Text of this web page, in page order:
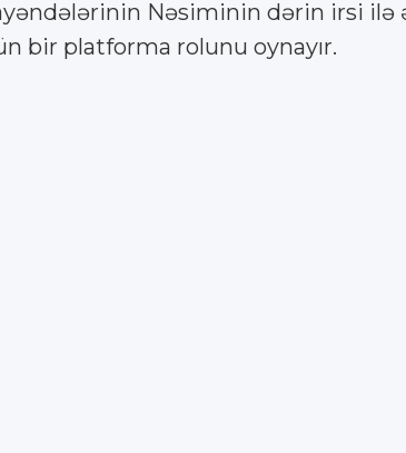
Nəsiminin dərin irsi ilə
bir platforma rolunu oynayır.